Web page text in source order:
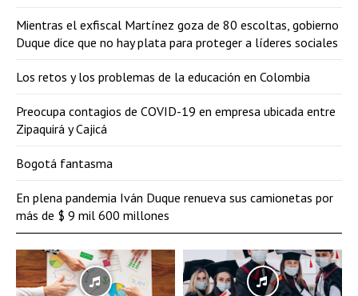
Mientras el exfiscal Martínez goza de 80 escoltas, gobierno
Duque dice que no hay plata para proteger a líderes sociales
Los retos y los problemas de la educación en Colombia
Preocupa contagios de COVID-19 en empresa ubicada entre
Zipaquirá y Cajicá
Bogotá fantasma
En plena pandemia Iván Duque renueva sus camionetas por
más de $ 9 mil 600 millones